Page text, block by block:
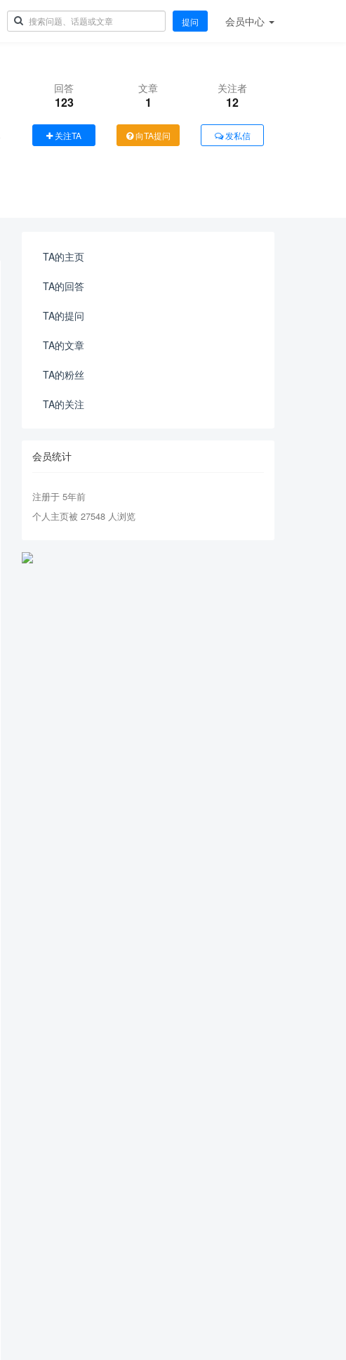
提问 会员中心
回答
123
文章
1
关注者
12
关注TA 向TA提问 发私信
TA的主页
TA的回答
TA的提问
TA的文章
TA的粉丝
TA的关注
会员统计
注册于 5年前
个人主页被 27548 人浏览